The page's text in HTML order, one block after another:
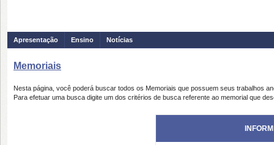
Apresentação Ensino Notícias
Memoriais
Nesta página, você poderá buscar todos os Memoriais que possuem seus trabalhos
Para efetuar uma busca digite um dos critérios de busca referente ao memorial que